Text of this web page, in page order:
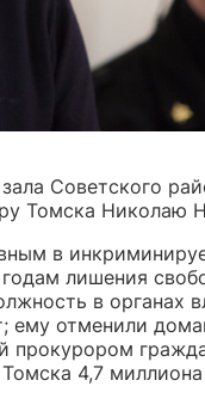
Советского
Томска Николаю
в
лишения
в органах
ему отменили
прокурором
4,7